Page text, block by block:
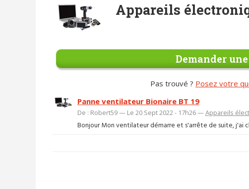
Appareils
Demander
Pas trouvé ? Posez votre
Panne ventilateur Bionaire BT 19
De : Robert59 — Le 20 Sept 2022 - 17h26 —Appareils
Bonjour Mon ventilateur démarre et s'arrête de suite, j'ai